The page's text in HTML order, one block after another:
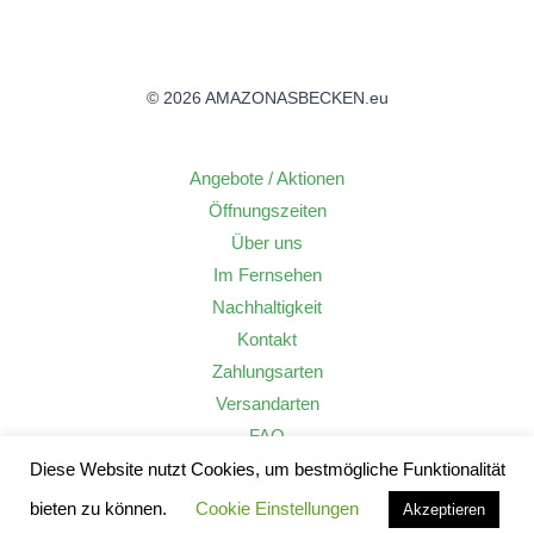
© 2026 AMAZONASBECKEN.eu
Angebote / Aktionen
Öffnungszeiten
Über uns
Im Fernsehen
Nachhaltigkeit
Kontakt
Zahlungsarten
Versandarten
FAQ
Widerrufsrecht
AGB
Diese Website nutzt Cookies, um bestmögliche Funktionalität
bieten zu können.
Cookie Einstellungen Akzeptieren